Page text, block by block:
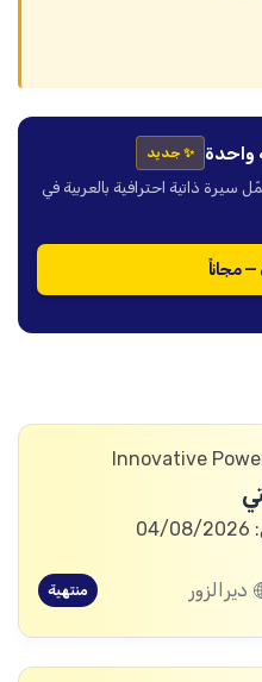
واحدة ✨ جديد
ذاتية احترافية بالعربية في
مجاناً
Innovative
ديرالزور منتهية